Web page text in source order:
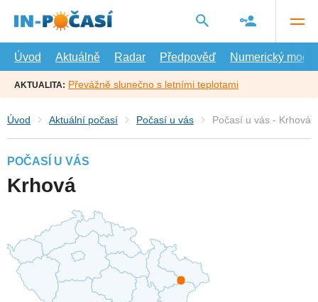
hlavní
Úvod
Aktuálně Radar Předpověď Numerický model
AKTUALITA: Převážně slunečno s letními teplotami
Úvod Aktuální počasí Počasí u vás Počasí u vás - Krhová
POČASÍ U VÁS
Krhová